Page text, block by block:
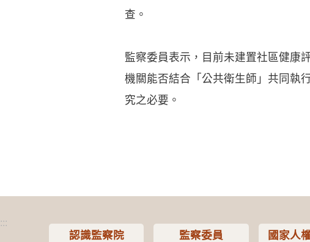
查。
監察委員表示，目前未建置社區健康
機關能否結合「公共衛生師」共同執
究之必要。
:::
認識監察院 監察委員 國家人